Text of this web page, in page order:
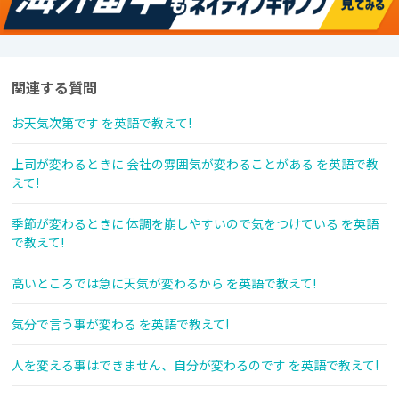
関連する質問
お天気次第です を英語で教えて!
上司が変わるときに 会社の雰囲気が変わることがある を英語で教
えて!
季節が変わるときに 体調を崩しやすいので気をつけている を英語
で教えて!
高いところでは急に天気が変わるから を英語で教えて!
気分で言う事が変わる を英語で教えて!
人を変える事はできません、自分が変わるのです を英語で教えて!